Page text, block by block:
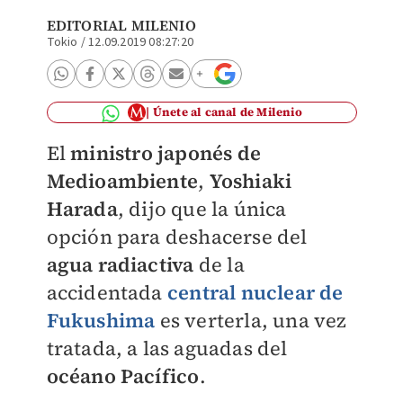
EDITORIAL MILENIO
Tokio /12.09.2019 08:27:20
Únete al canal de Milenio
Elministro japonés de
Medioambiente, Yoshiaki
Harada, dijo que la única
opción para deshacerse del
agua radiactiva de la
accidentada central nuclear de
Fukushima es verterla, una vez
tratada, a las aguadas del
océano Pacífico.